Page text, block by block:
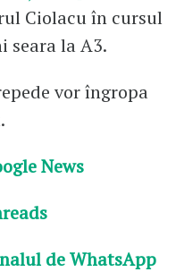
Ciolacu în cursul
la A3.
vor îngropa
News
de WhatsApp